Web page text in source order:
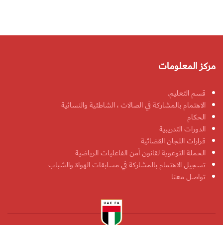
مركز المعلومات
قسم التعليم.
الاهتمام بالمشاركة في الصالات ، الشاطئية والنسائية
الحكام
الدورات التدريبية
قرارات اللجان القضائية
الحملة التوعوية لقانون أمن الفاعليات الرياضية
تسجيل الاهتمام بالمشاركة في مسابقات الهواة والشباب
تواصل معنا